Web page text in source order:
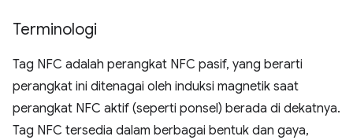
Terminologi
Tag NFC adalah perangkat NFC pasif, yang berarti
perangkat ini ditenagai oleh induksi magnetik saat
perangkat NFC aktif (seperti ponsel) berada di dekatnya.
Tag NFC tersedia dalam berbagai bentuk dan gaya,